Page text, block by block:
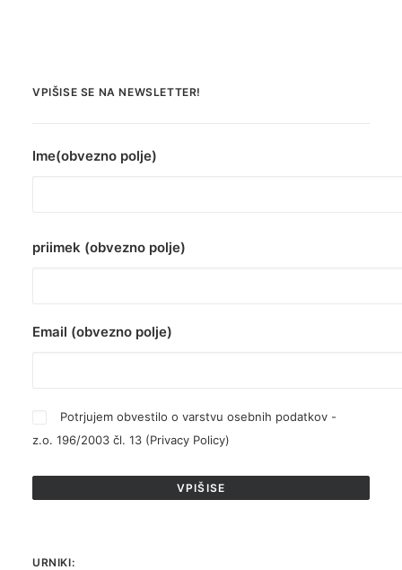
VPIŠISE SE NA NEWSLETTER!
Ime(obvezno polje)
priimek (obvezno polje)
Email (obvezno polje)
Potrjujem obvestilo o varstvu osebnih podatkov -
z.o. 196/2003 čl. 13 (Privacy Policy)
URNIKI: